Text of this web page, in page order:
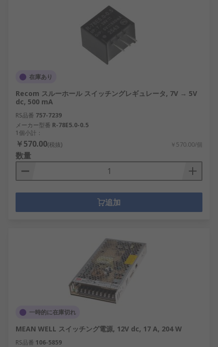
LAN用パルストランス
オーディオトランス
RSの電源やトランスを選択
する理由
RSでは、お客様を尊重し、すべて高い水準を維持し
ている尊敬するブランドやメーカーと協業していま
す。自社ブランドの
機器は優れた性能を発揮します。電源や電気製品は
当社製品なしでは機能しません。当社の電源装置と
トランスは、必ずお客様にご満足いただけるはずで
す。
在庫あり
Recom スルーホール スイッチングレギュレータ, 7V → 5V
dc, 500 mA
RS品番 757-7239
メーカー型番 R-78E5.0-0.5
1個小計：
￥570.00(税抜) ￥570.00/個
数量
追加
一時的に在庫切れ
MEAN WELL スイッチング電源, 12V dc, 17 A, 204 W
RS品番 106-5859